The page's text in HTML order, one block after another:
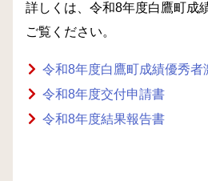
詳しくは、令和8年度白鷹町成
ご覧ください。
令和8年度白鷹町成績優秀者
令和8年度交付申請書
令和8年度結果報告書